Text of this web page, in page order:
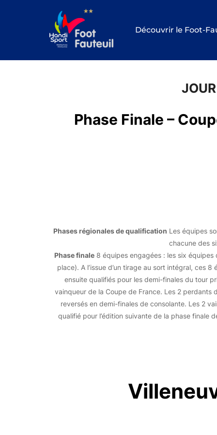
Découvrir le Foot-
Phase Finale –
Phases régionales de qualification Les équipes
chacune des
Phase finale8 équipes engagées : les six équipes
place). A l’issue d’un tirage au sort intégral, ces
ensuite qualifiés pour les demi-finales du tour
vainqueur de la Coupe de France. Les 2
reversés en demi-finales de consolante. Les 2
qualifié pour l’édition suivante de la phase finale